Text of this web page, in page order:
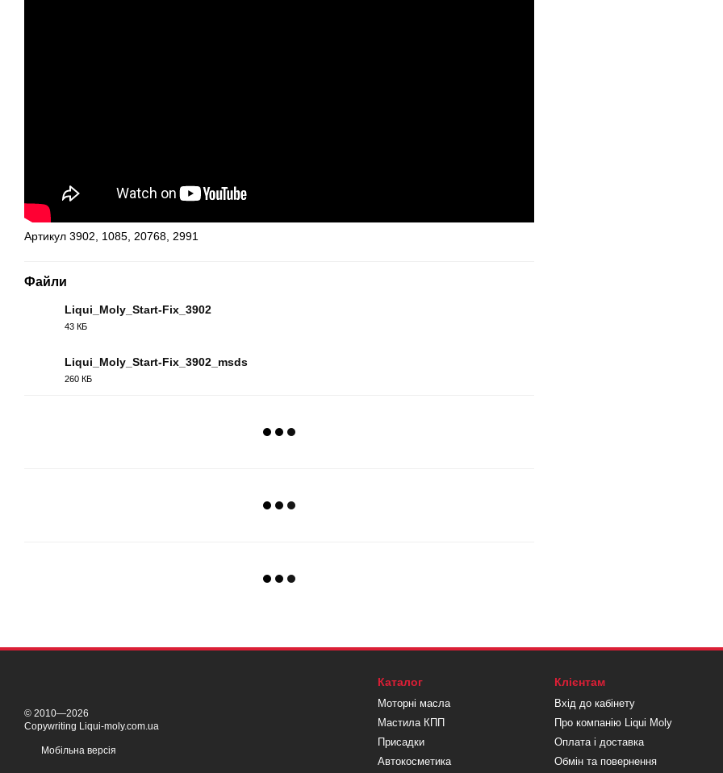
Артикул 3902, 1085, 20768, 2991
Файли
Liqui_Moly_Start-Fix_3902
43 КБ
Liqui_Moly_Start-Fix_3902_msds
260 КБ
© 2010—2026
Copywriting Liqui-moly.com.ua
Мобільна версія
Каталог
Моторні масла
Мастила КПП
Присадки
Автокосметика
Клієнтам
Вхід до кабінету
Про компанію Liqui Moly
Оплата і доставка
Обмін та повернення